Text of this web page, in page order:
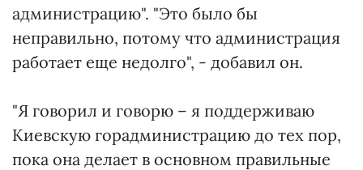
администрацию". "Это было бы
неправильно, потому что администрация
работает еще недолго", - добавил он.
"Я говорил и говорю – я поддерживаю
Киевскую горадминистрацию до тех пор,
пока она делает в основном правильные